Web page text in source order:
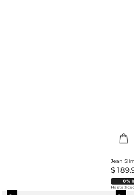
Jean
$ 189.
0%
Hasta 3